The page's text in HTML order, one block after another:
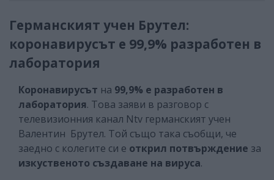
Германският учен Брутел:
коронавирусът е 99,9% разработен в
лаборатория
Коронавирусът на 99,9% е разработен в
лаборатория. Това заяви в разговор с
телевизионния канал Ntv германският учен
Валентин Брутел. Той също така съобщи, че
заедно с колегите си е открил потвърждение за
изкуственото създаване на вируса.